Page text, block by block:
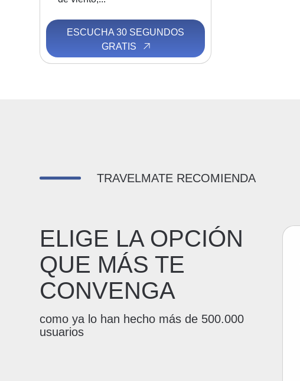
ESCUCHA 30 SEGUNDOS
GRATIS
TRAVELMATE RECOMIENDA
ELIGE LA OPCIÓN
QUE MÁS TE
CONVENGA
como ya lo han hecho más de 500.000
usuarios